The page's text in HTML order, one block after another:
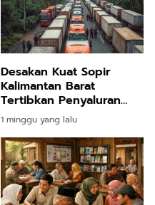
Desakan Kuat Sopir
Kalimantan Barat
Tertibkan Penyaluran
Solar Subsidi Memantik
Respons Pengawalan
Ketat Aparat Kepolisian
1 minggu yang lalu